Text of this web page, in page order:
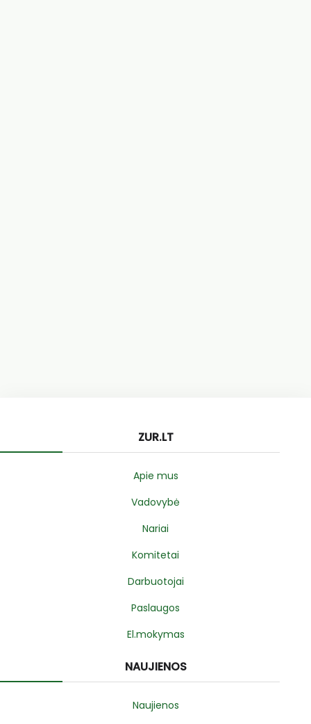
ZUR.LT
Apie mus
Vadovybė
Nariai
Komitetai
Darbuotojai
Paslaugos
El.mokymas
NAUJIENOS
Naujienos